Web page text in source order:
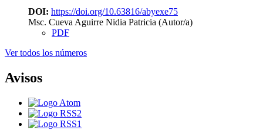
DOI: https://doi.org/10.63816/abyexe75
Msc. Cueva Aguirre Nidia Patricia (Autor/a)
PDF
Ver todos los números
Avisos